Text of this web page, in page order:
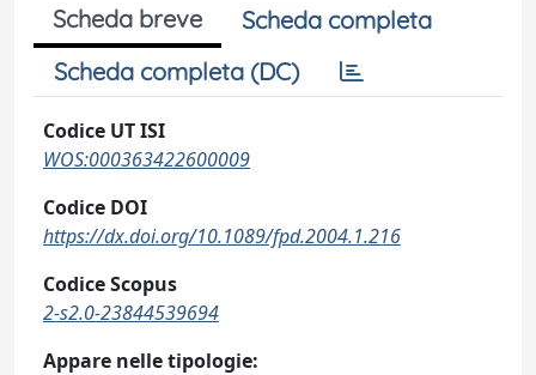
Scheda breve
Scheda completa
Scheda completa (DC)
Codice UT ISI
WOS:000363422600009
Codice DOI
https://dx.doi.org/10.1089/fpd.2004.1.216
Codice Scopus
2-s2.0-23844539694
Appare nelle tipologie: